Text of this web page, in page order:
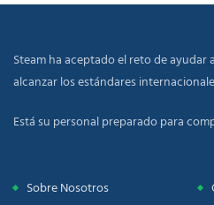
Steam ha aceptado el reto de
alcanzar los estándares
Está su personal preparado para
Sobre Nosotros